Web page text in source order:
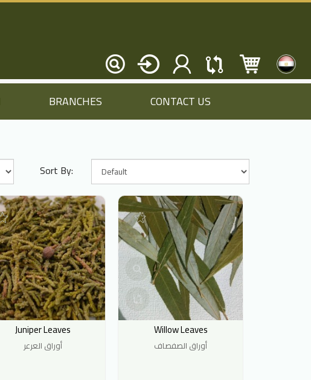
BRANCHES CONTACT US
Sort By:
Juniper Leaves
أوراق العرعر
Willow Leaves
أوراق الصفصاف